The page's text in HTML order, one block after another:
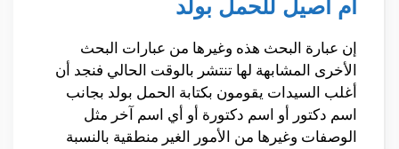
إن عبارة البحث هذه وغيرها من عبارات البحث
الأخرى المشابهة لها تنتشر بالوقت الحالي فنجد أن
أغلب السيدات يقومون بكتابة الحمل بولد بجانب
اسم دكتور أو اسم دكتورة أو أي اسم آخر مثل
الوصفات وغيرها من الأمور الغير منطقية بالنسبة